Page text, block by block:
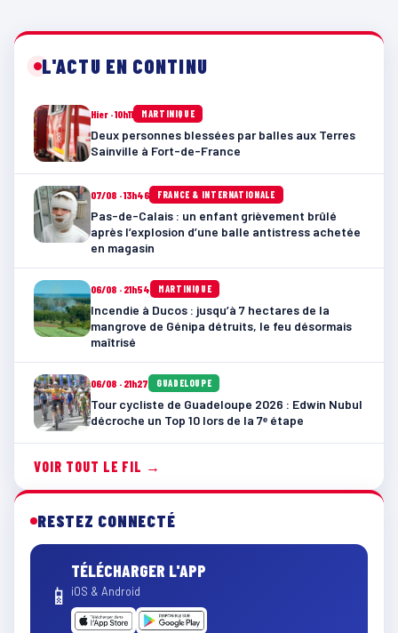
L'ACTU EN CONTINU
Hier · 10h11 MARTINIQUE
Deux personnes blessées par balles aux Terres
Sainville à Fort-de-France
07/08 · 13h46 FRANCE & INTERNATIONALE
Pas-de-Calais : un enfant grièvement brûlé
après l’explosion d’une balle antistress achetée
en magasin
06/08 · 21h54 MARTINIQUE
Incendie à Ducos : jusqu’à 7 hectares de la
mangrove de Génipa détruits, le feu désormais
maîtrisé
06/08 · 21h27 GUADELOUPE
Tour cycliste de Guadeloupe 2026 : Edwin Nubul
décroche un Top 10 lors de la 7ᵉ étape
VOIR TOUT LE FIL →
RESTEZ CONNECTÉ
📱
TÉLÉCHARGER L'APP
iOS & Android